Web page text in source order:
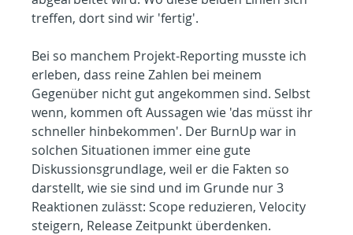
treffen, dort sind wir 'fertig'.
Bei so manchem Projekt-Reporting musste ich
erleben, dass reine Zahlen bei meinem
Gegenüber nicht gut angekommen sind. Selbst
wenn, kommen oft Aussagen wie 'das müsst ihr
schneller hinbekommen'. Der BurnUp war in
solchen Situationen immer eine gute
Diskussionsgrundlage, weil er die Fakten so
darstellt, wie sie sind und im Grunde nur 3
Reaktionen zulässt: Scope reduzieren, Velocity
steigern, Release Zeitpunkt überdenken.